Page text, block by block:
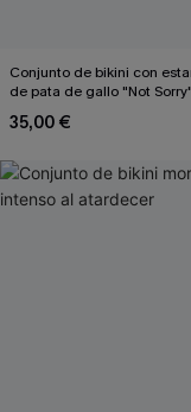
Conjunto de bikini con
de pata de gallo "Not Sorry"
35,00 €